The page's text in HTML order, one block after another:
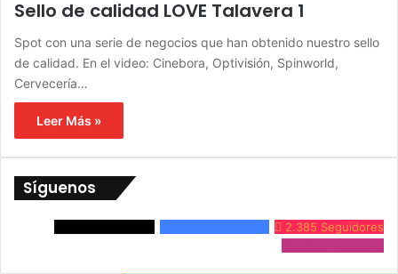
Sello de calidad LOVE Talavera 1
Spot con una serie de negocios que han obtenido nuestro sello
de calidad. En el video: Cinebora, Optivisión, Spinworld,
Cervecería…
Leer Más »
Síguenos
2.385 Seguidores